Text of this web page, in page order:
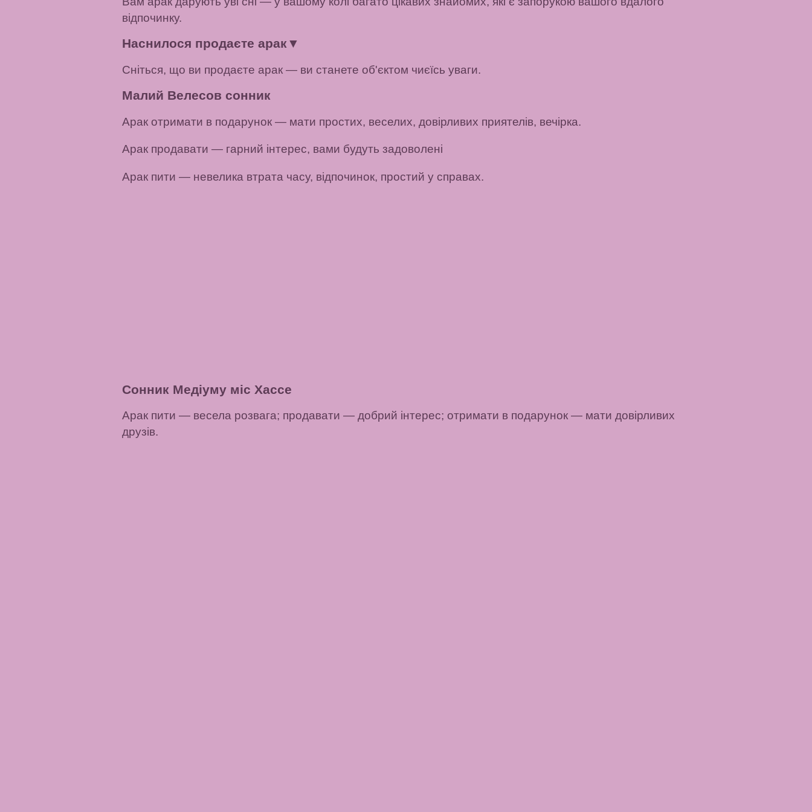
відпочинку.
Наснилося продаєте арак ▼
Сніться, що ви продаєте арак — ви станете об'єктом чиєїсь уваги.
Малий Велесов сонник
Арак отримати в подарунок— мати простих, веселих, довірливих приятелів, вечірка.
Арак продавати — гарний інтерес, вами будуть задоволені
Арак пити — невелика втрата часу, відпочинок, простий у справах.
Сонник Медіуму міс Хассе
Арак пити — весела розвага; продавати — добрий інтерес; отримати в подарунок— мати довірливих
друзів.